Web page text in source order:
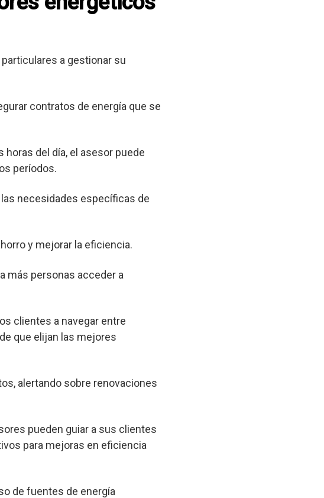
a gestionar su
contratos de energía que se
del día, el asesor puede
períodos.
necesidades específicas de
y mejorar la eficiencia.
más personas acceder a
clientes a navegar entre
que elijan las mejores
alertando sobre renovaciones
pueden guiar a sus clientes
para mejoras en eficiencia
de fuentes de energía